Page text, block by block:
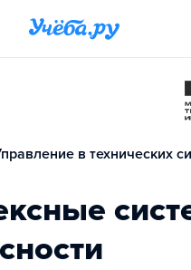
в технических